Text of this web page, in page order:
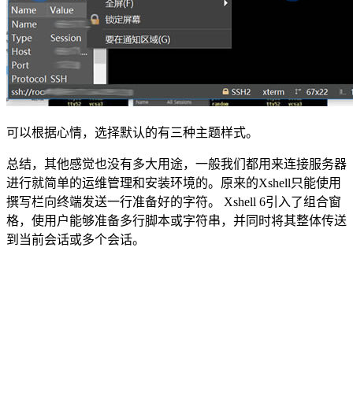
可以根据心情，选择默认的有三种主题样式。
总结，其他感觉也没有多大用途，一般我们都用来连接服务器
进行就简单的运维管理和安装环境的。原来的Xshell只能使用
撰写栏向终端发送一行准备好的字符。 Xshell 6引入了组合窗
格，使用户能够准备多行脚本或字符串，并同时将其整体传送
到当前会话或多个会话。